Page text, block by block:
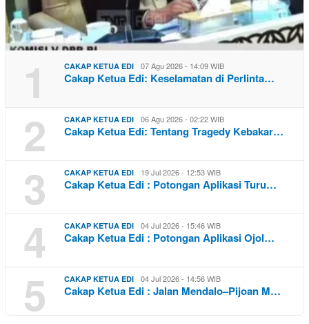
1 CAKAP KETUA EDI 07 Agu 2026 - 14:09 WIB
Cakap Ketua Edi: Keselamatan di Perlinta…
2 CAKAP KETUA EDI 06 Agu 2026 - 02:22 WIB
Cakap Ketua Edi: Tentang Tragedy Kebakar…
3 CAKAP KETUA EDI 19 Jul 2026 - 12:53 WIB
Cakap Ketua Edi : Potongan Aplikasi Turu…
4 CAKAP KETUA EDI 04 Jul 2026 - 15:46 WIB
Cakap Ketua Edi : Potongan Aplikasi Ojol…
5 CAKAP KETUA EDI 04 Jul 2026 - 14:56 WIB
Cakap Ketua Edi : Jalan Mendalo–Pijoan M…